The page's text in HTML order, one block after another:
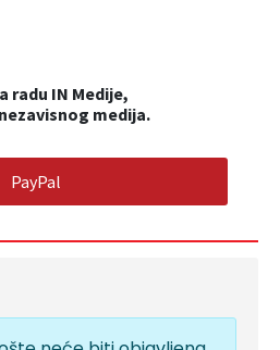
radu IN Medije,
medija.
PayPal